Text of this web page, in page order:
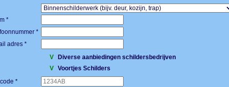
*
*
adres *
V
Diverse aanbiedingen schildersbedrijven
V Voortjes Schilders
*